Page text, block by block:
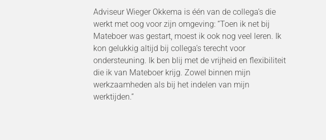
Adviseur Wieger Okkema is één van de collega’s die
werkt met oog voor zijn omgeving: “Toen ik net bij
Mateboer was gestart, moest ik ook nog veel leren. Ik
kon gelukkig altijd bij collega’s terecht voor
ondersteuning. Ik ben blij met de vrijheid en flexibiliteit
die ik van Mateboer krijg. Zowel binnen mijn
werkzaamheden als bij het indelen van mijn
werktijden.”